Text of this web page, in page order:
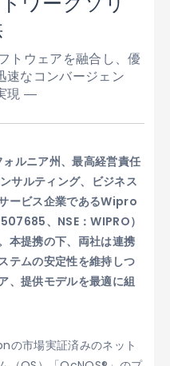
トウェアを融合し、優
速なコンバージェン
現 ―
ルニア州、最高経営責任
サルティング、ビジネス
ービス企業であるWipro
、NSE：WIPRO）
本提携の下、両社は連携
テムの安定性を維持しつ
、提供モデルを最適に組
の市場実証済みのネット